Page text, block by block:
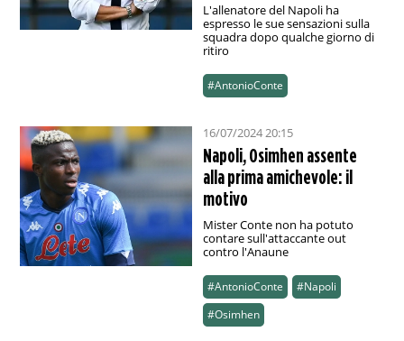
L'allenatore del Napoli ha
espresso le sue sensazioni sulla
squadra dopo qualche giorno di
ritiro
#AntonioConte
16/07/2024 20:15
Napoli, Osimhen assente
alla prima amichevole: il
motivo
Mister Conte non ha potuto
contare sull'attaccante out
contro l'Anaune
#AntonioConte
#Napoli
#Osimhen